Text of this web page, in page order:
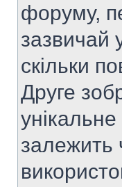
форуму,
зазвичай
скільки
Друге
залежить